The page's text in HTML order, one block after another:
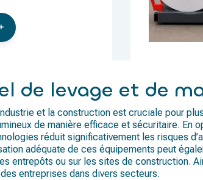
de levage et de
et la construction est cruciale pour
de manière efficace et sécuritaire.
réduit significativement les risques
adéquate de ces équipements peut
entrepôts ou sur les sites de construction.
entreprises dans divers secteurs.